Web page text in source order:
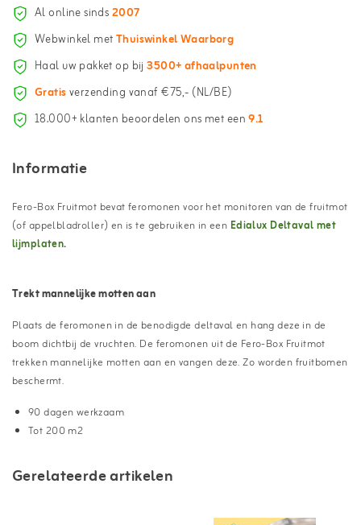
Al online sinds2007
Webwinkel metThuiswinkel Waarborg
Haal uw pakket op bij3500+ afhaalpunten
Gratisverzending vanaf €75,- (NL/BE)
18.000+ klanten beoordelen ons met een9.1
Informatie
Fero-Box Fruitmot bevat feromonen voor het monitoren van de fruitmot
(of appelbladroller) en is te gebruiken in een Edialux Deltaval met
lijmplaten.
Trekt mannelijke motten aan
Plaats de feromonen in de benodigde deltaval en hang deze in de
boom dichtbij de vruchten. De feromonen uit de Fero-Box Fruitmot
trekken mannelijke motten aan en vangen deze. Zo worden fruitbomen
beschermt.
90 dagen werkzaam
Tot 200 m2
Gerelateerde artikelen